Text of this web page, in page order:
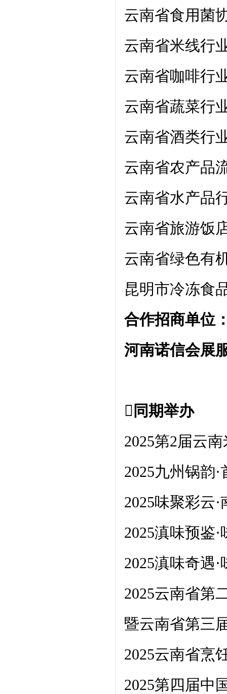
云南省食用菌
云南省米线行
云南省咖啡行
云南省蔬菜行
云南省酒类行
云南省农产品
云南省水产品
云南省旅游饭
云南省绿色有
昆明市冷冻食
合作招商单位
河南诺信会展
同期举办
2025第2届云
2025九州锅韵
2025味聚彩云
2025滇味预鉴
2025滇味奇遇
2025云南省第
暨云南省第三
2025云南省烹
2025第四届中